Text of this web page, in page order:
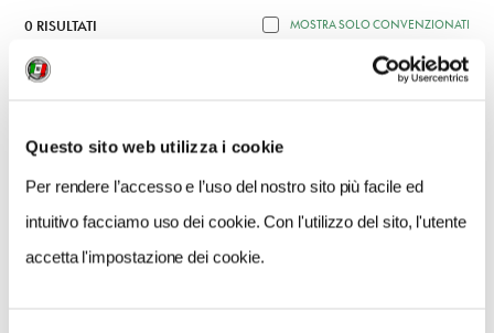
Questo sito web utilizza i cookie
Per rendere l’accesso e l’uso del nostro sito più facile ed
intuitivo facciamo uso dei cookie. Con l'utilizzo del sito, l'utente
accetta l'impostazione dei cookie.
0 RISULTATI MOSTRA SOLO CONVENZIONATI